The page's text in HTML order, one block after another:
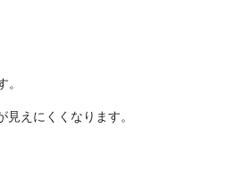
えにくくなります。